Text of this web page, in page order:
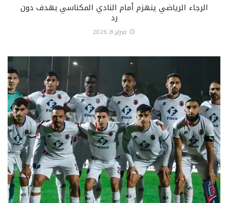
الرجاء الرياضي ينهزم أمام النادي المكناسي بهدف دون
رد
فبراير 8, 2026